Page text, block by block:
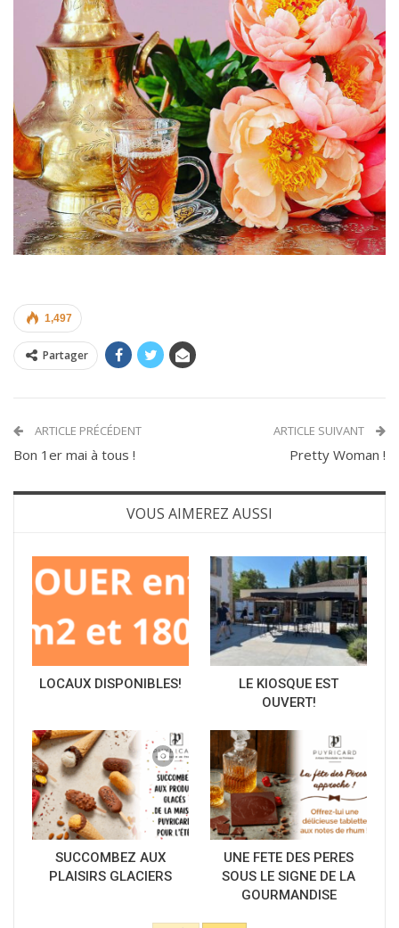
1,497
Partager
ARTICLE PRÉCÉDENT
Bon 1er mai à tous !
ARTICLE SUIVANT
Pretty Woman !
VOUS AIMEREZ AUSSI
LOCAUX DISPONIBLES!
LE KIOSQUE EST
OUVERT!
SUCCOMBEZ AUX
PLAISIRS GLACIERS
UNE FETE DES PERES
SOUS LE SIGNE DE LA
GOURMANDISE